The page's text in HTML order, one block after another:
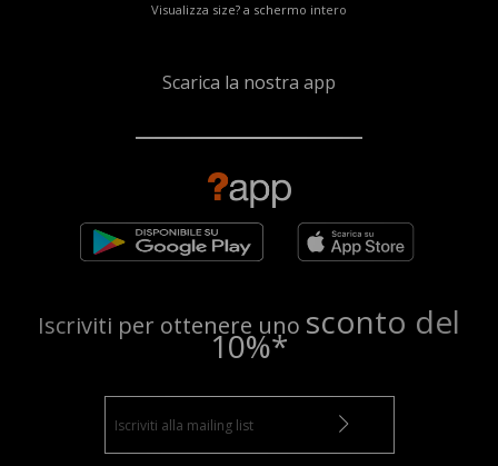
Visualizza size? a schermo intero
Scarica la nostra app
Iscriviti per ottenere uno sconto del
10%*